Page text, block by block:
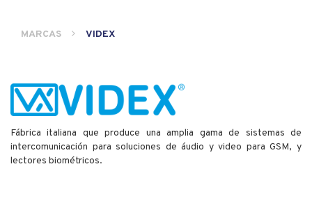
MARCAS VIDEX
Fábrica italiana que produce una amplia gama de sistemas de
intercomunicación para soluciones de áudio y video para GSM, y
lectores biométricos.